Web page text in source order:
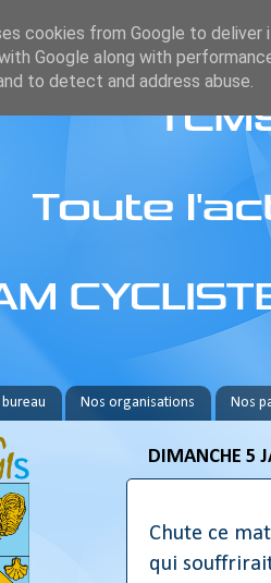
bureau Nos organisations Nos
DIMANCHE 5
Chute ce
qui
cookies from Google to deliver
Google along with
to detect and address abuse.